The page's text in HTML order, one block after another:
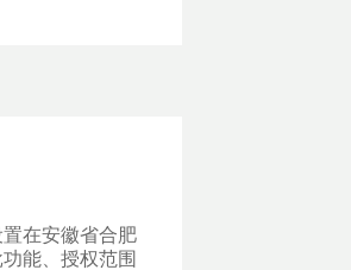
在安徽省合肥
能、授权范围